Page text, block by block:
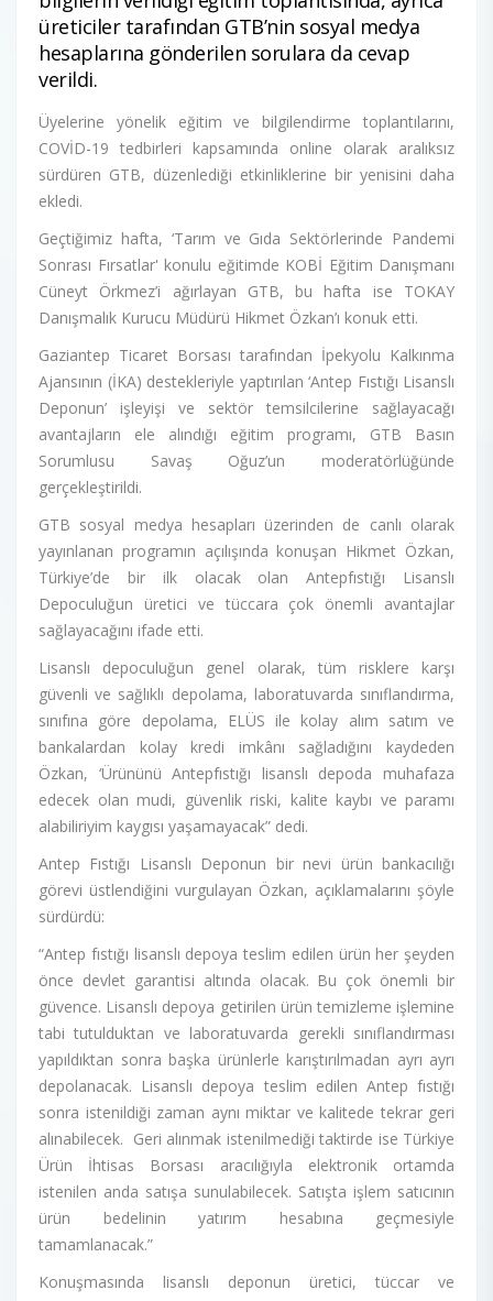
üreticiler tarafından GTB’nin sosyal medya
hesaplarına gönderilen sorulara da cevap
verildi.
Üyelerine yönelik eğitim ve bilgilendirme toplantılarını,
COVİD-19 tedbirleri kapsamında online olarak aralıksız
sürdüren GTB, düzenlediği etkinliklerine bir yenisini daha
ekledi.
Geçtiğimiz hafta, ‘Tarım ve Gıda Sektörlerinde Pandemi
Sonrası Fırsatlar' konulu eğitimde KOBİ Eğitim Danışmanı
Cüneyt Örkmez’i ağırlayan GTB, bu hafta ise TOKAY
Danışmalık Kurucu Müdürü Hikmet Özkan’ı konuk etti.
Gaziantep Ticaret Borsası tarafından İpekyolu Kalkınma
Ajansının (İKA) destekleriyle yaptırılan ‘Antep Fıstığı Lisanslı
Deponun’ işleyişi ve sektör temsilcilerine sağlayacağı
avantajların ele alındığı eğitim programı, GTB Basın
Sorumlusu Savaş Oğuz’un moderatörlüğünde
gerçekleştirildi.
GTB sosyal medya hesapları üzerinden de canlı olarak
yayınlanan programın açılışında konuşan Hikmet Özkan,
Türkiye’de bir ilk olacak olan Antepfıstığı Lisanslı
Depoculuğun üretici ve tüccara çok önemli avantajlar
sağlayacağını ifade etti.
Lisanslı depoculuğun genel olarak, tüm risklere karşı
güvenli ve sağlıklı depolama, laboratuvarda sınıflandırma,
sınıfına göre depolama, ELÜS ile kolay alım satım ve
bankalardan kolay kredi imkânı sağladığını kaydeden
Özkan, ‘Ürününü Antepfıstığı lisanslı depoda muhafaza
edecek olan mudi, güvenlik riski, kalite kaybı ve paramı
alabiliriyim kaygısı yaşamayacak” dedi.
Antep Fıstığı Lisanslı Deponun bir nevi ürün bankacılığı
görevi üstlendiğini vurgulayan Özkan, açıklamalarını şöyle
sürdürdü:
“Antep fıstığı lisanslı depoya teslim edilen ürün her şeyden
önce devlet garantisi altında olacak. Bu çok önemli bir
güvence. Lisanslı depoya getirilen ürün temizleme işlemine
tabi tutulduktan ve laboratuvarda gerekli sınıflandırması
yapıldıktan sonra başka ürünlerle karıştırılmadan ayrı ayrı
depolanacak. Lisanslı depoya teslim edilen Antep fıstığı
sonra istenildiği zaman aynı miktar ve kalitede tekrar geri
alınabilecek. Geri alınmak istenilmediği taktirde ise Türkiye
Ürün İhtisas Borsası aracılığıyla elektronik ortamda
istenilen anda satışa sunulabilecek. Satışta işlem satıcının
ürün bedelinin yatırım hesabına geçmesiyle
tamamlanacak.”
Konuşmasında lisanslı deponun üretici, tüccar ve